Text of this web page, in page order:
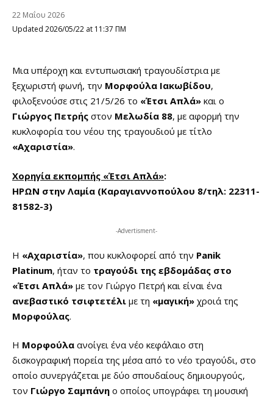
22 Μαΐου 2026
Updated 2026/05/22 at 11:37 ΠΜ
Μια υπέροχη και εντυπωσιακή τραγουδίστρια με
ξεχωριστή φωνή, την Μορφούλα Ιακωβίδου,
φιλοξενούσε στις 21/5/26 το «Έτσι Απλά» και ο
Γιώργος Πετρής στον Μελωδία 88, με αφορμή την
κυκλοφορία του νέου της τραγουδιού με τίτλο
«Αχαριστία».
Χορηγία εκπομπής «Έτσι Απλά»:
ΗΡΩΝ στην Λαμία (Καραγιαννοπούλου 8/τηλ: 22311-
81582-3)
-Advertisment-
Η «Αχαριστία», που κυκλοφορεί από την Panik
Platinum, ήταν το τραγούδι της εβδομάδας στο
«Έτσι Απλά» με τον Γιώργο Πετρή και είναι ένα
ανεβαστικό τσιφτετέλι με τη «μαγική» χροιά της
Μορφούλας.
Η Μορφούλα ανοίγει ένα νέο κεφάλαιο στη
δισκογραφική πορεία της μέσα από το νέο τραγούδι, στο
οποίο συνεργάζεται με δύο σπουδαίους δημιουργούς,
τον Γιώργο Σαμπάνη ο οποίος υπογράφει τη μουσική